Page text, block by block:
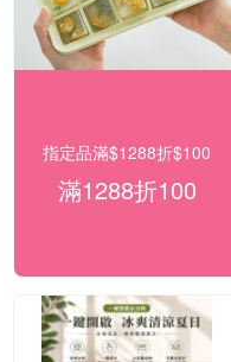
指定品滿$1288折$100
滿1288折100